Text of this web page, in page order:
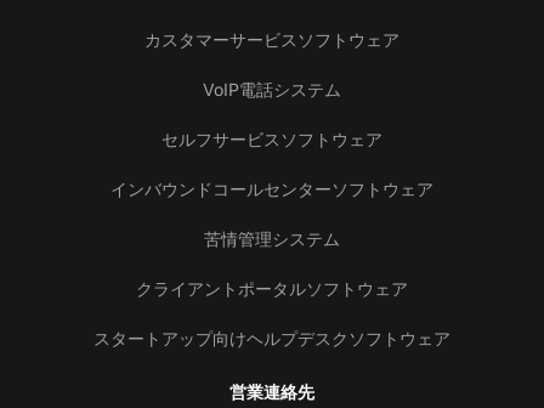
カスタマーサービスソフトウェア
VoIP電話システム
セルフサービスソフトウェア
インバウンドコールセンターソフトウェア
苦情管理システム
クライアントポータルソフトウェア
スタートアップ向けヘルプデスクソフトウェア
営業連絡先